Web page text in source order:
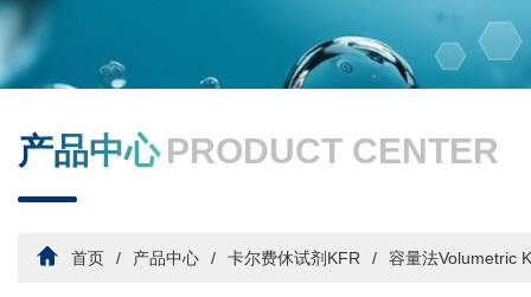
产品中心 PRODUCT CENTER
首页 产品中心 卡尔费休试剂KFR 容量法Volumetric